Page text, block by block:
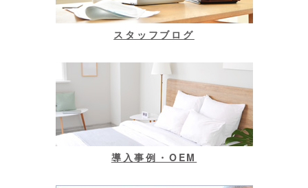
スタッフブログ
導入事例・OEM